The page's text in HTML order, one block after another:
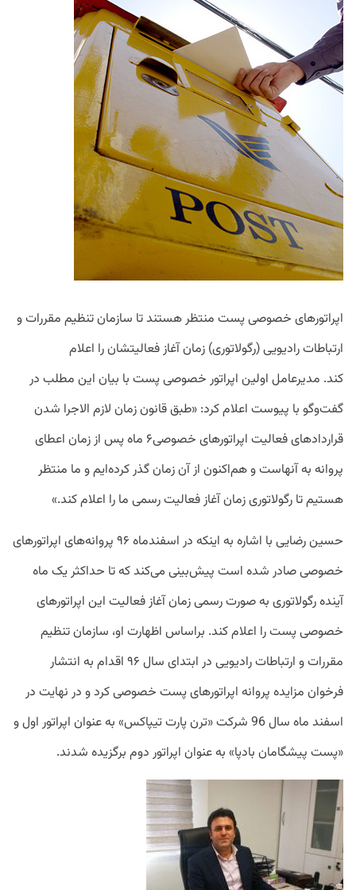
اپراتورهای خصوصی پست منتظر هستند تا سازمان تنظیم مقررات و
ارتباطات رادیویی (رگولاتوری) زمان آ‌غاز فعالیتشان را اعلام
کند. مدیرعامل اولین اپراتور خصوصی پست با بیان این مطلب در
گفت‌وگو با پیوست اعلام کرد: «طبق قانون زمان لازم الاجرا شدن
قراردادهای فعالیت اپراتورهای خصوصی۶ ماه پس از زمان اعطای
پروانه به آنهاست و هم‌اکنون از آن زمان گذر کرده‌ایم و ما منتظر
هستیم تا رگولاتوری زمان آغاز فعالیت رسمی ما را اعلام کند.»
حسین رضایی با اشاره به اینکه در اسفندماه ۹۶ پروانه‌های اپراتورهای
خصوصی صادر شده است پیش‌بینی می‌کند که تا حداکثر یک ماه
آینده رگولاتوری به صورت رسمی زمان آغاز فعالیت این اپراتورهای
خصوصی پست را اعلام کند. براساس اظهارت او، سازمان تنظیم
مقررات و ارتباطات رادیویی در ابتدای سال ۹۶ اقدام به انتشار
فرخوان مزایده پروانه اپراتورهای پست خصوصی کرد و در نهایت در
اسفند ماه سال 96 شرکت «ترن پارت تیپاکس» به عنوان اپراتور اول و
«پست پیشگامان بادپا» به عنوان اپراتور دوم برگزیده شدند.